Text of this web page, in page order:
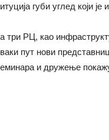
губи углед који је
три РЦ, као
пут нови
и дружење